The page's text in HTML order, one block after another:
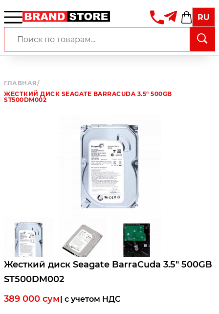
RU
ГЛАВНАЯ/
ЖЕСТКИЙ ДИСК SEAGATE BARRACUDA 3.5" 500GB
ST500DM002
Жесткий диск Seagate BarraCuda 3.5" 500GB
ST500DM002
389 000 сум| c учетом НДС